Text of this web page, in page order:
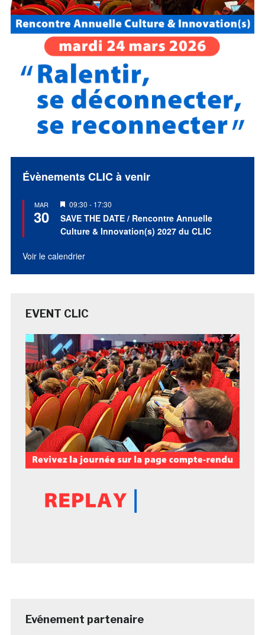
Évènements CLIC à venir
MAR
30
Mis
en
avant
09:30 - 17:30
SAVE THE DATE / Rencontre Annuelle
Culture & Innovation(s) 2027 du CLIC
Voir le calendrier
EVENT CLIC
Evénement partenaire